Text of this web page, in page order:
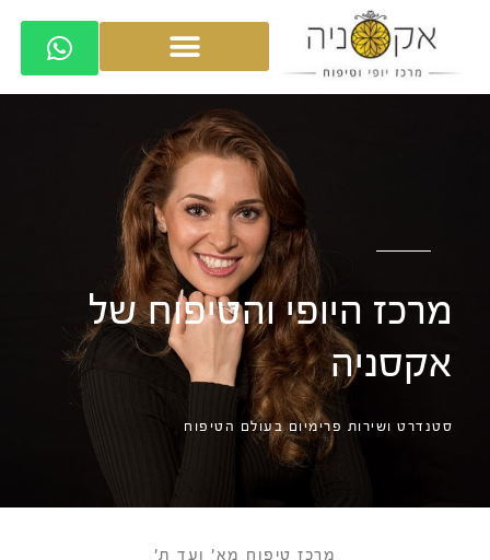
מרכז היופי והטיפוח של
אקסניה
סטנדרט ושירות פרימיום בעולם הטיפוח
מרכז טיפוח מא' ועד ת'